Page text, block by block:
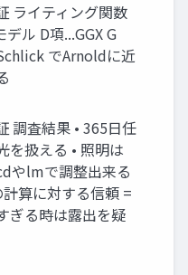
ライティング関数
ル D項...GGX G
でArnoldに近
調査結果 • 365日任
を扱える • 照明は
やlmで調整出来る
算に対する信頼 =
ぎる時は露出を疑